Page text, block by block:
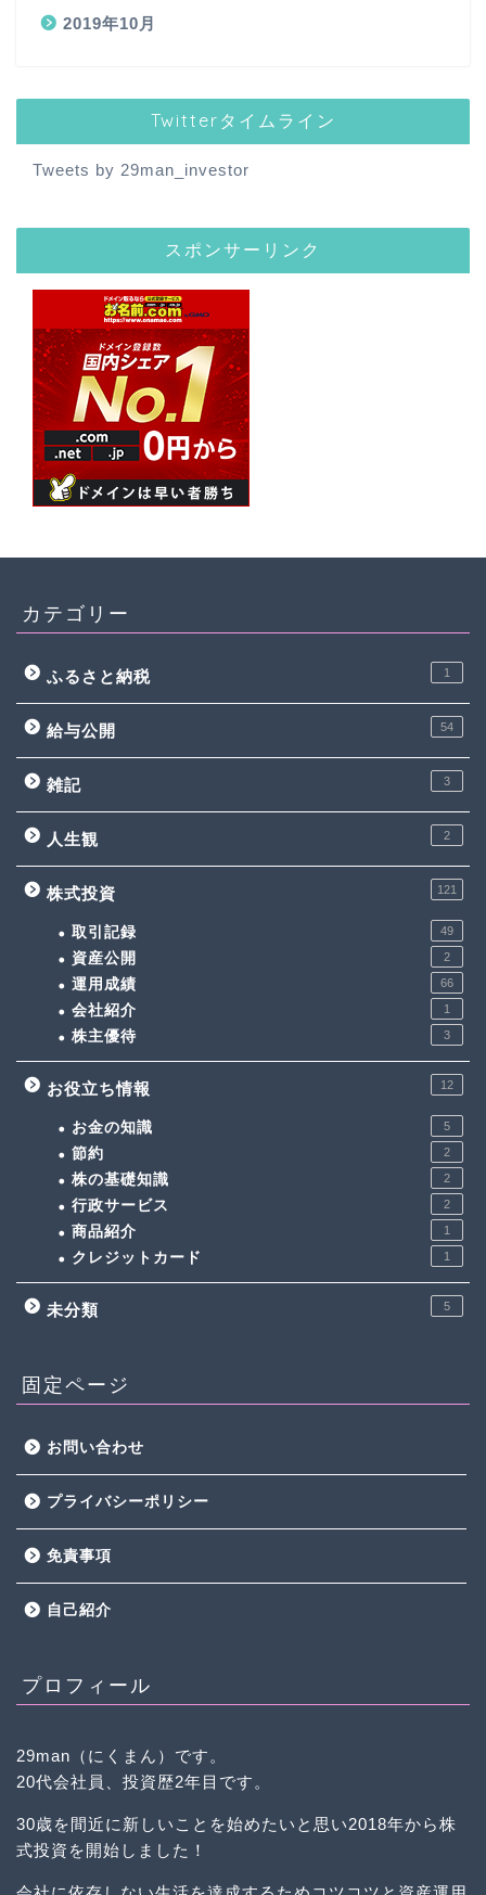
2019年10月
Twitterタイムライン
Tweets by 29man_investor
スポンサーリンク
カテゴリー
ふるさと納税 1
給与公開 54
雑記 3
人生観 2
株式投資 121
取引記録 49
資産公開 2
運用成績 66
会社紹介 1
株主優待 3
お役立ち情報 12
お金の知識 5
節約 2
株の基礎知識 2
行政サービス 2
商品紹介 1
クレジットカード 1
未分類 5
固定ページ
お問い合わせ
プライバシーポリシー
免責事項
自己紹介
プロフィール
29man（にくまん）です。
20代会社員、投資歴2年目です。
30歳を間近に新しいことを始めたいと思い2018年から株
式投資を開始しました！